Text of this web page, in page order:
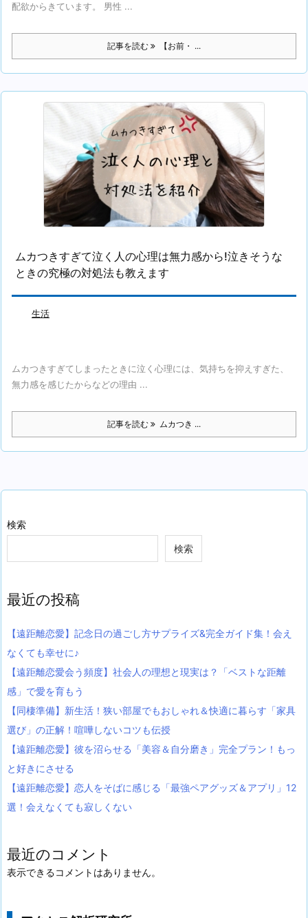
配欲からきています。 男性 ...
記事を読む 【お前・ ...
ムカつきすぎて泣く人の心理は無力感から!泣きそうな
ときの究極の対処法も教えます
生活
ムカつきすぎてしまったときに泣く心理には、気持ちを抑えすぎた、
無力感を感じたからなどの理由 ...
記事を読む ムカつき ...
検索
検索
最近の投稿
【遠距離恋愛】記念日の過ごし方サプライズ&完全ガイド集！会え
なくても幸せに♪
【遠距離恋愛会う頻度】社会人の理想と現実は？「ベストな距離
感」で愛を育もう
【同棲準備】新生活！狭い部屋でもおしゃれ＆快適に暮らす「家具
選び」の正解！喧嘩しないコツも伝授
【遠距離恋愛】彼を沼らせる「美容＆自分磨き」完全プラン！もっ
と好きにさせる
【遠距離恋愛】恋人をそばに感じる「最強ペアグッズ＆アプリ」12
選！会えなくても寂しくない
最近のコメント
表示できるコメントはありません。